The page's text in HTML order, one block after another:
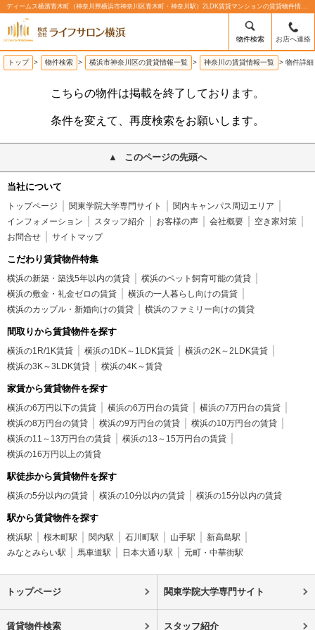
ディームス横濱青木町（神奈川県横浜市神奈川区青木町・神奈川駅）2LDK賃貸マンションの賃貸物件情報%% | 株式会社ライフサロン横浜
物件検索 お店へ連絡
トップ > 物件検索 > 横浜市神奈川区の賃貸情報一覧 > 神奈川の賃貸情報一覧 > 物件詳細
こちらの物件は掲載を終了しております。
条件を変えて、再度検索をお願いします。
このページの先頭へ
当社について
トップページ 関東学院大学専門サイト
関内キャンパス周辺エリア
インフォメーション
スタッフ紹介 お客様の声 会社概要
空き家対策
お問合せ
サイトマップ
こだわり賃貸物件特集
横浜の新築・築浅5年以内の賃貸
横浜のペット飼育可能の賃貸
横浜の敷金・礼金ゼロの賃貸
横浜の一人暮らし向けの賃貸
横浜のカップル・新婚向けの賃貸
横浜のファミリー向けの賃貸
間取りから賃貸物件を探す
横浜の1R/1K賃貸 横浜の1DK～1LDK賃貸
横浜の2K～2LDK賃貸
横浜の3K～3LDK賃貸
横浜の4K～賃貸
家賃から賃貸物件を探す
横浜の6万円以下の賃貸 横浜の6万円台の賃貸
横浜の7万円台の賃貸
横浜の8万円台の賃貸
横浜の9万円台の賃貸
横浜の10万円台の賃貸
横浜の11～13万円台の賃貸
横浜の13～15万円台の賃貸
横浜の16万円以上の賃貸
駅徒歩から賃貸物件を探す
横浜の5分以内の賃貸 横浜の10分以内の賃貸 横浜の15分以内の賃貸
駅から賃貸物件を探す
横浜駅 桜木町駅 関内駅 石川町駅 山手駅
新高島駅
みなとみらい駅
馬車道駅 日本大通り駅 元町・中華街駅
トップページ 関東学院大学専門サイト
賃貸物件検索 スタッフ紹介